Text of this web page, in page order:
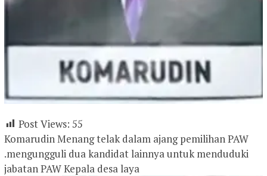
Post Views: 55
Komarudin Menang telak dalam ajang pemilihan PAW
.mengungguli dua kandidat lainnya untuk menduduki
jabatan PAW Kepala desa laya